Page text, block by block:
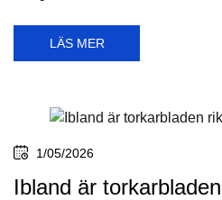
LÄS MER
1/05/2026
Ibland är